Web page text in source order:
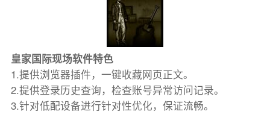
皇家国际现场软件特色
1.提供浏览器插件，一键收藏网页正文。
2.提供登录历史查询，检查账号异常访问记录。
3.针对低配设备进行针对性优化，保证流畅。